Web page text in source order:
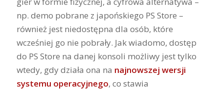
np. demo pobrane z japońskiego PS Store –
również jest niedostępna dla osób, które
wcześniej go nie pobrały. Jak wiadomo, dostęp
do PS Store na danej konsoli możliwy jest tylko
wtedy, gdy działa ona na najnowszej wersji
systemu operacyjnego, co stawia